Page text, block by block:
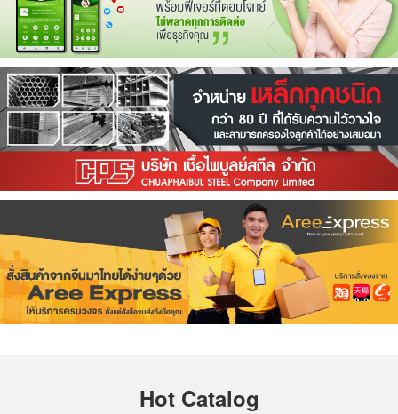
Hot Catalog